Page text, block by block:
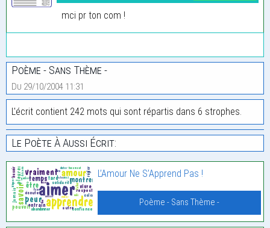
mci pr ton com !
Poème - Sans Thème -
Du 29/10/2004 11:31
L'écrit contient 242 mots qui sont répartis dans 6 strophes.
Le Poète À Aussi Écrit:
L’Amour Ne S’Apprend Pas !
Poème - Sans Thème -